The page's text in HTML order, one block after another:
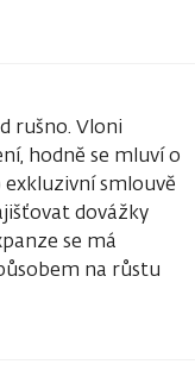
rušno. Vloni
hodně se mluví o
smlouvě
dovážky
se má
na růstu